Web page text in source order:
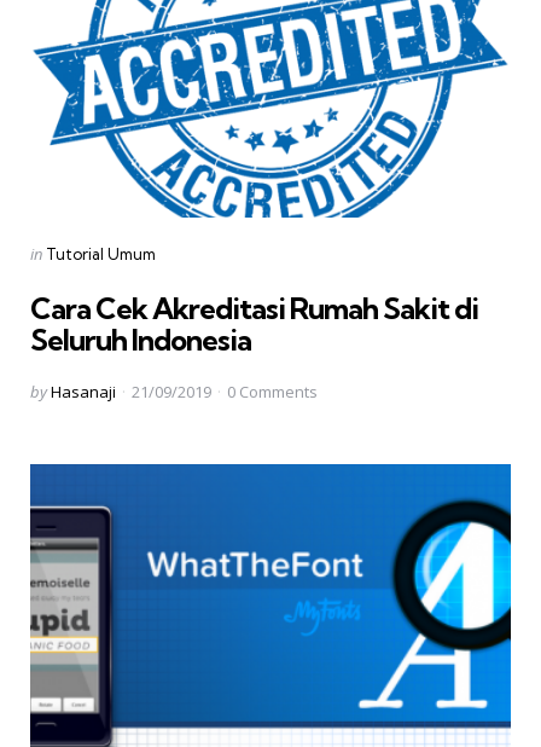
Categories
Posted
in Tutorial Umum
Cara Cek Akreditasi Rumah Sakit di
Seluruh Indonesia
Posted
byHasanaji 21/09/2019 0 Comments